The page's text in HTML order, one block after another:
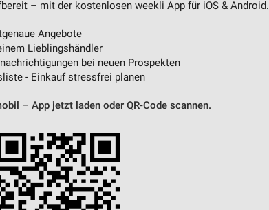
– mit der kostenlosen weekli App für iOS & Android.
Angebote
Lieblingshändler
bei neuen Prospekten
- Einkauf stressfrei planen
– App jetzt laden oder QR-Code scannen.